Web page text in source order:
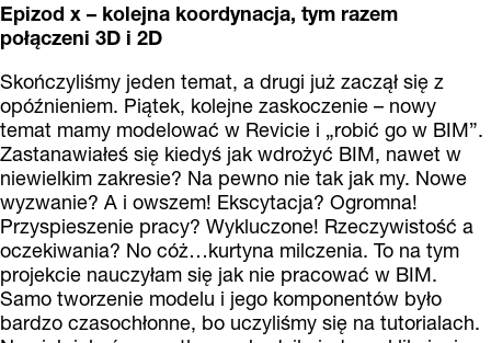
Epizod x – kolejna koordynacja, tym razem
połączeni 3D i 2D
Skończyliśmy jeden temat, a drugi już zaczął się z
opóźnieniem. Piątek, kolejne zaskoczenie – nowy
temat mamy modelować w Revicie i „robić go w BIM”.
Zastanawiałeś się kiedyś jak wdrożyć BIM, nawet w
niewielkim zakresie? Na pewno nie tak jak my. Nowe
wyzwanie? A i owszem! Ekscytacja? Ogromna!
Przyspieszenie pracy? Wykluczone! Rzeczywistość a
oczekiwania? No cóż…kurtyna milczenia. To na tym
projekcie nauczyłam się jak nie pracować w BIM.
Samo tworzenie modelu i jego komponentów było
bardzo czasochłonne, bo uczyliśmy się na tutorialach.